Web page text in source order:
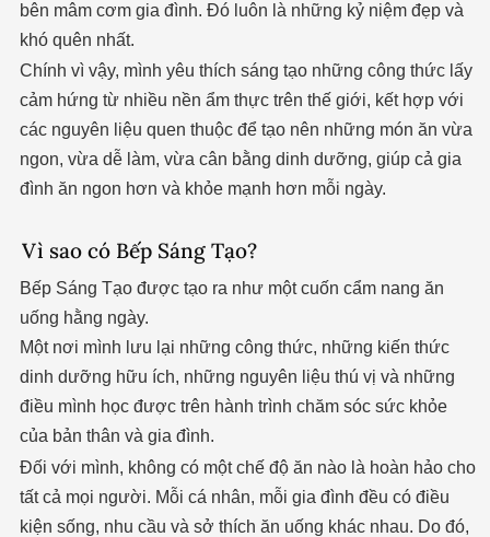
bên mâm cơm gia đình. Đó luôn là những kỷ niệm đẹp và
khó quên nhất.
Chính vì vậy, mình yêu thích sáng tạo những công thức lấy
cảm hứng từ nhiều nền ẩm thực trên thế giới, kết hợp với
các nguyên liệu quen thuộc để tạo nên những món ăn vừa
ngon, vừa dễ làm, vừa cân bằng dinh dưỡng, giúp cả gia
đình ăn ngon hơn và khỏe mạnh hơn mỗi ngày.
Vì sao có Bếp Sáng Tạo?
Bếp Sáng Tạo được tạo ra như một cuốn cẩm nang ăn
uống hằng ngày.
Một nơi mình lưu lại những công thức, những kiến thức
dinh dưỡng hữu ích, những nguyên liệu thú vị và những
điều mình học được trên hành trình chăm sóc sức khỏe
của bản thân và gia đình.
Đối với mình, không có một chế độ ăn nào là hoàn hảo cho
tất cả mọi người. Mỗi cá nhân, mỗi gia đình đều có điều
kiện sống, nhu cầu và sở thích ăn uống khác nhau. Do đó,